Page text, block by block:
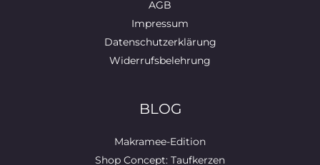
AGB
Impressum
Datenschutzerklärung
Widerrufsbelehrung
BLOG
Makramee-Edition
Shop Concept: Taufkerzen